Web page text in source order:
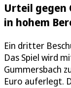
Urteil gegen
in hohem
Ein dritter
Das Spiel wird
Gummersbach
Euro auferlegt.